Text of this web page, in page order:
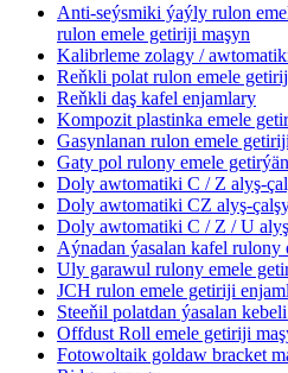
Anti-seýsmiki ýaýly rulon
rulon emele getiriji maşyn
Kalibrleme zolagy /
Reňkli polat rulon emele
Reňkli daş kafel enjamlary
Kompozit plastinka emele
Gasynlanan rulon emele
Gaty pol rulony emele
Doly awtomatiki C / Z alyş-
Doly awtomatiki CZ alyş-
Doly awtomatiki C / Z / U
Aýnadan ýasalan kafel rulony
Uly garawul rulony emele
JCH rulon emele getiriji
Steeňil polatdan ýasalan
Offdust Roll emele getiriji
Fotowoltaik goldaw bracket